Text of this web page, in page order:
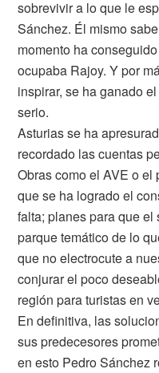
sobrevivir a lo que le
Sánchez. Él mismo
momento ha
ocupaba Rajoy. Y por
inspirar, se ha ganado
serio.
Asturias se ha
recordado las cuentas
Obras como el AVE o
que se ha logrado el
falta; planes para que el
parque temático de lo
que no electrocute a
conjurar el poco
región para turistas en
En definitiva, las
sus predecesores
en esto Pedro Sánchez